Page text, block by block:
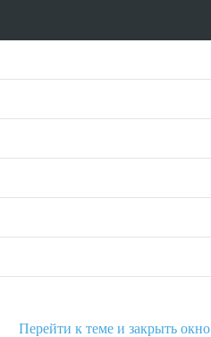
Перейти к теме и закрыть окно